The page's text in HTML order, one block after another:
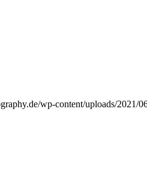
wp-content/uploads/2021/